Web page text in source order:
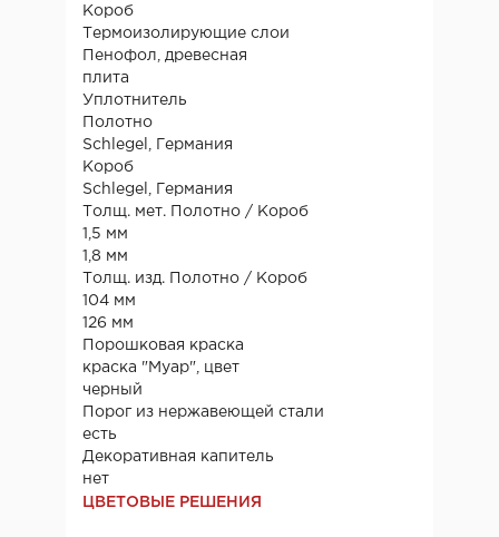
Короб
Термоизолирующие слои
Пенофол, древесная
плита
Уплотнитель
Полотно
Schlegel, Германия
Короб
Schlegel, Германия
Толщ. мет. Полотно / Короб
1,5 мм
1,8 мм
Толщ. изд. Полотно / Короб
104 мм
126 мм
Порошковая краска
краска "Муар", цвет
черный
Порог из нержавеющей стали
есть
Декоративная капитель
нет
ЦВЕТОВЫЕ РЕШЕНИЯ